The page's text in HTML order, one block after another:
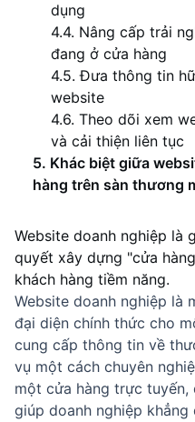
dụng
4.4. Nâng cấp trải
đang ở cửa hàng
4.5. Đưa thông tin
website
4.6. Theo dõi xem
và cải thiện liên tục
5. Khác biệt giữa
hàng trên sàn thương
Website doanh nghiệp là
quyết xây dựng "cửa
khách hàng tiềm năng.
Website doanh nghiệp
đại diện chính thức cho
cung cấp thông tin về
vụ một cách chuyên
một cửa hàng trực
giúp doanh nghiệp